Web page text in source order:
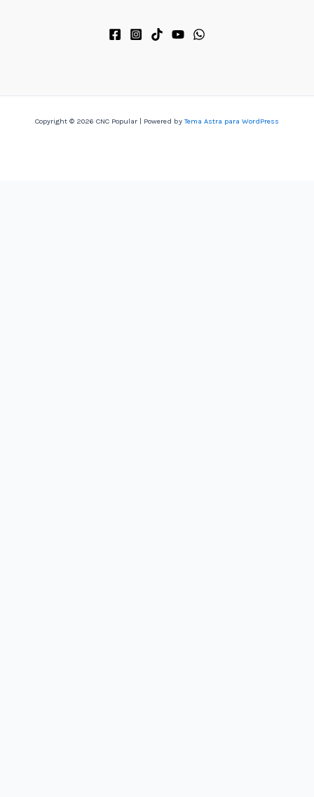
Copyright © 2026 CNC Popular | Powered by Tema Astra para WordPress